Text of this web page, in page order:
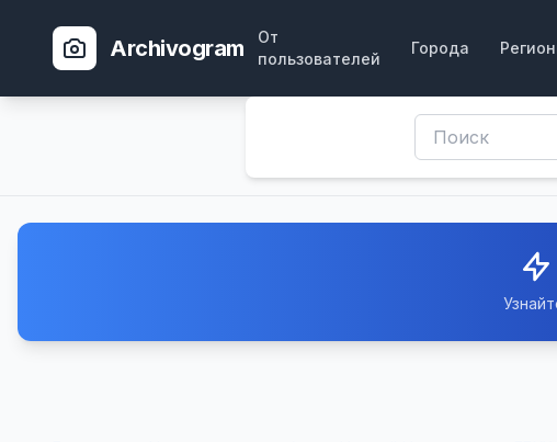
Archivogram
От
пользователей
Города